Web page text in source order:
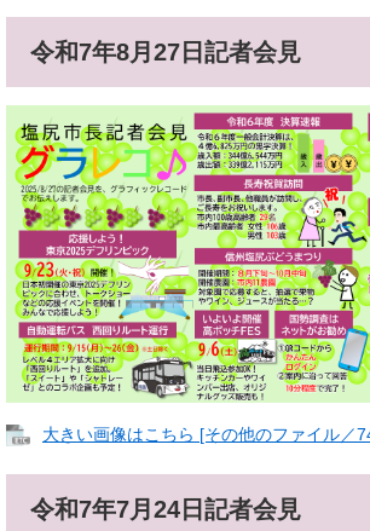
令和7年8月27日記者会見
大きい画像はこちら [その他のファイル／
令和7年7月24日記者会見